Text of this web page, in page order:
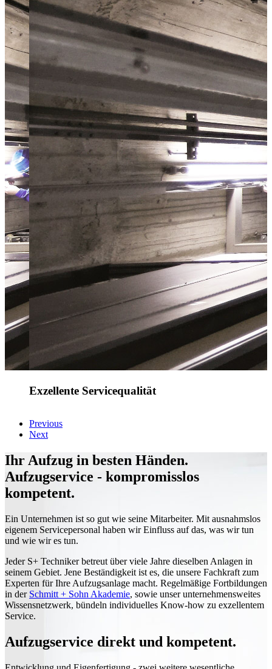
Exzellente Servicequalität
Previous
Next
Ihr Aufzug in besten Händen.
Aufzugservice - kompromisslos
kompetent.
Ein Unternehmen ist so gut wie seine Mitarbeiter. Mit ausnahmslos
eigenem Servicepersonal haben wir Einfluss auf das, was wir tun
und wie wir es tun.
Jeder S+ Techniker betreut über viele Jahre dieselben Anlagen in
seinem Gebiet. Jene Beständigkeit ist es, die unsere Fachkraft zum
Experten für Ihre Aufzugsanlage macht. Regelmäßige Fortbildungen
in der Schmitt + Sohn Akademie, sowie unser unternehmensweites
Wissensnetzwerk, bündeln individuelles Know-how zu exzellentem
Service.
Aufzugservice direkt und kompetent.